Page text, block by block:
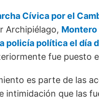
Cívica por el
Archipiélago, Montero
policía política el día
fue puesto
es parte de las
intimidación que las